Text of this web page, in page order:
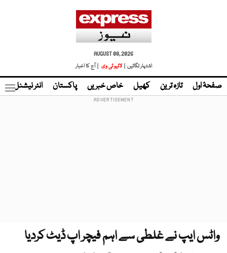
AUGUST 08, 2026
اشتہار لگائیں |
لائیو ٹی وی | آج کا اخبار
صفحۂ اول تازہ ترین کھیل خاص خبریں پاکستان انٹر نیشنل
واٹس ایپ نے غلطی سے اہم فیچر اپ ڈیٹ کردیا